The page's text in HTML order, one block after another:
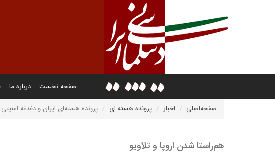
صفحه نخست درباره ما
صفحه‌اصلی اخبار پرونده هسته ای پرونده هسته‌ای ایران و دغدغه امنیتی
هم‌راستا شدن اروپا و تلآویو